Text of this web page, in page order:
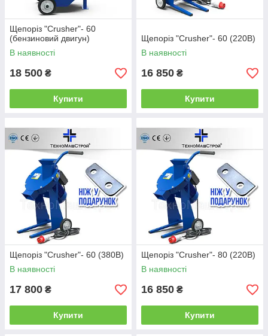
Щепоріз "Crusher"- 60
(бензиновий двигун)
В наявності
18 500 ₴
Купити
Щепоріз "Crusher"- 60 (220В)
В наявності
16 850 ₴
Купити
Щепоріз "Crusher"- 60 (380В)
В наявності
17 800 ₴
Купити
Щепоріз "Crusher"- 80 (220В)
В наявності
16 850 ₴
Купити